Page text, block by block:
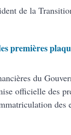
de la
premières
du
officielle des